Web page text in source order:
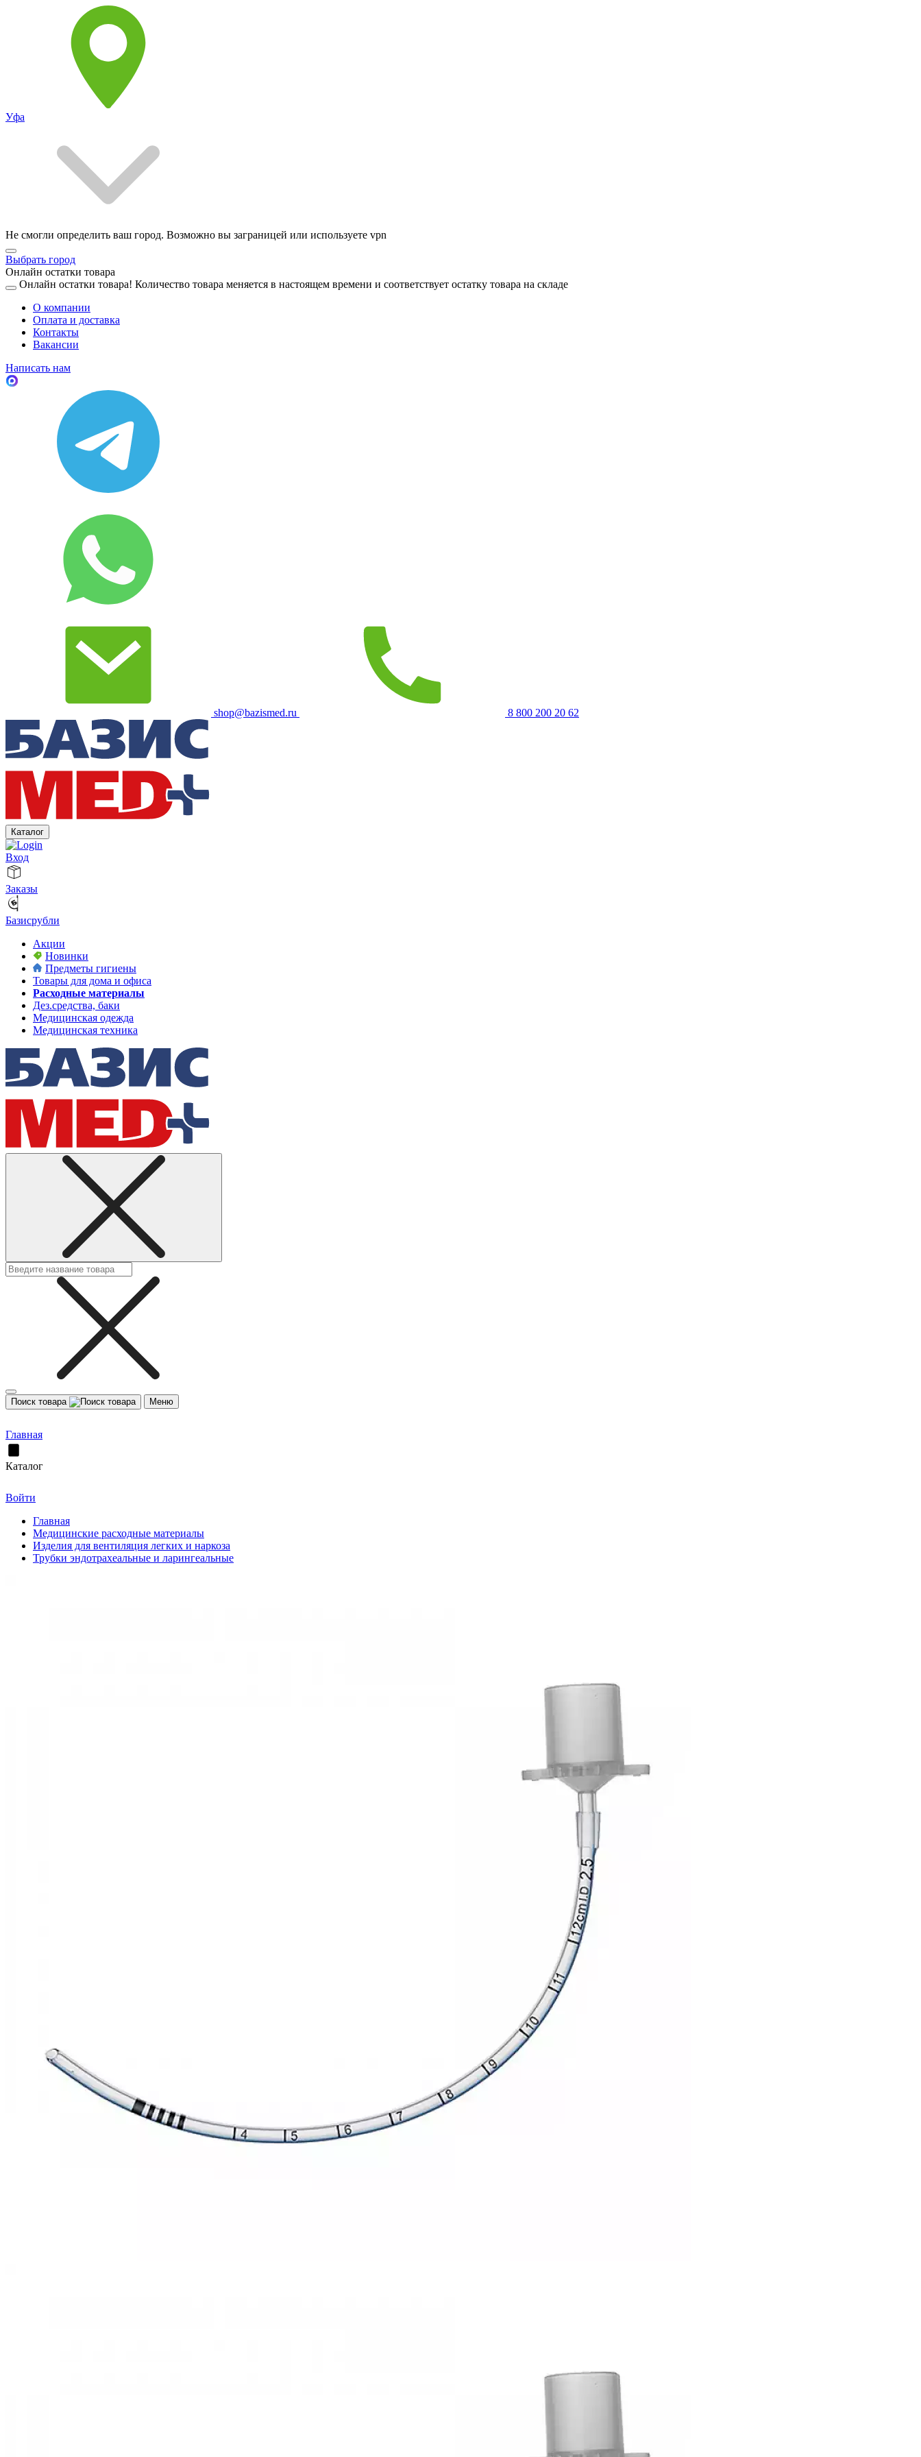
Уфа
Не смогли определить ваш город. Возможно вы заграницей или используете vpn
Выбрать город
Онлайн остатки товара
Онлайн остатки товара! Количество товара меняется в настоящем времени и соответствует остатку товара на складе
О компании
Оплата и доставка
Контакты
Вакансии
Написать нам
shop@bazismed.ru 8 800 200 20 62
Каталог
Вход
Заказы
Базисрубли
Акции
Новинки
Предметы гигиены
Товары для дома и офиса
Расходные материалы
Дез.средства, баки
Медицинская одежда
Медицинская техника
Поиск товара Меню
Главная
Каталог
Войти
Главная
Медицинские расходные материалы
Изделия для вентиляция легких и наркоза
Трубки эндотрахеальные и ларингеальные